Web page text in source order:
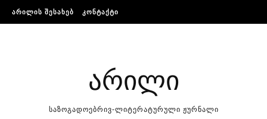
Skip to content
ᲐᲠᲘᲚᲘᲡ ᲨᲔᲡᲐᲮᲔᲑ ᲙᲝᲜᲢᲐᲥᲢᲘ
არილი
საზოგადოებრივ-ლიტერატურული ჟურნალი